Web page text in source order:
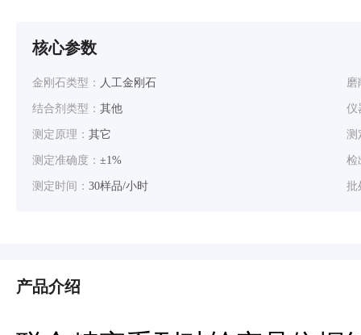
核心参数
金刚石类型： 人工金刚石 磨
结合剂类型： 其他 仪
测定原理： 其它 测
测定准确度： ±1% 检
测定时间： 30样品/小时 批
产品介绍